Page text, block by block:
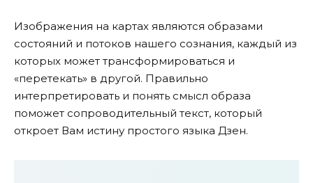
Изображения на картах являются образами
состояний и потоков нашего сознания, каждый из
которых может трансформироваться и
«перетекать» в другой. Правильно
интерпретировать и понять смысл образа
поможет сопроводительный текст, который
откроет Вам истину простого языка Дзен.